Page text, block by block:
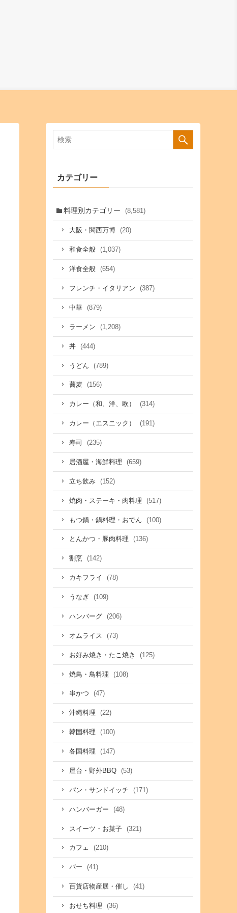
カテゴリー
料理別カテゴリー (8,581)
大阪・関西万博 (20)
和食全般 (1,037)
洋食全般 (654)
フレンチ・イタリアン (387)
中華 (879)
ラーメン (1,208)
丼 (444)
うどん (789)
蕎麦 (156)
カレー（和、洋、欧） (314)
カレー（エスニック） (191)
寿司 (235)
居酒屋・海鮮料理 (659)
立ち飲み (152)
焼肉・ステーキ・肉料理 (517)
もつ鍋・鍋料理・おでん (100)
とんかつ・豚肉料理 (136)
割烹 (142)
カキフライ (78)
うなぎ (109)
ハンバーグ (206)
オムライス (73)
お好み焼き・たこ焼き (125)
焼鳥・鳥料理 (108)
串かつ (47)
沖縄料理 (22)
韓国料理 (100)
各国料理 (147)
屋台・野外BBQ (53)
パン・サンドイッチ (171)
ハンバーガー (48)
スイーツ・お菓子 (321)
カフェ (210)
バー (41)
百貨店物産展・催し (41)
おせち料理 (36)